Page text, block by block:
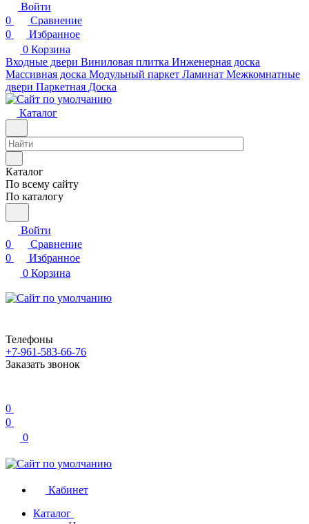
Войти
0
Сравнение
0
Избранное
0 Корзина
Входные двери Виниловая плитка Инженерная доска
Массивная доска Модульный паркет Ламинат Межкомнатные
двери Паркетная Доска
Каталог
Каталог
По всему сайту
По каталогу
Войти
0
Сравнение
0
Избранное
0 Корзина
Телефоны
+7-961-583-66-76
Заказать звонок
0
0
0
Кабинет
Каталог